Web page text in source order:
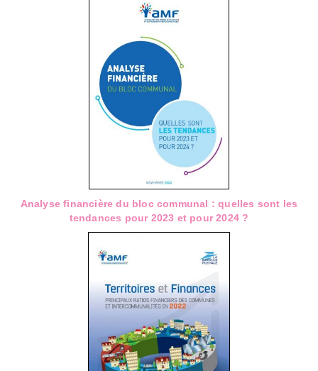
Analyse financière du bloc communal : quelles sont les
tendances pour 2023 et pour 2024 ?